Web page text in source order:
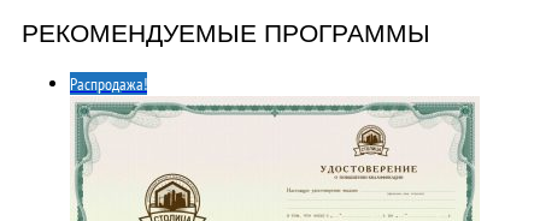
РЕКОМЕНДУЕМЫЕ ПРОГРАММЫ
Распродажа!